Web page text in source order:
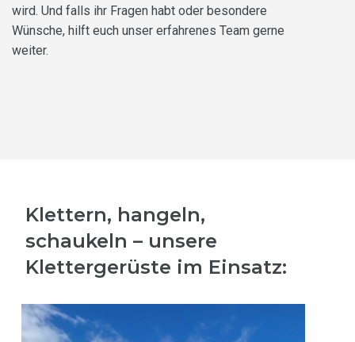
wird. Und falls ihr Fragen habt oder besondere
Wünsche, hilft euch unser erfahrenes Team gerne
weiter.
Klettern, hangeln,
schaukeln – unsere
Klettergerüste im Einsatz: